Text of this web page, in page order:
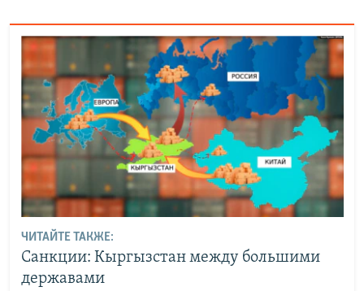
ЧИТАЙТЕ ТАКЖЕ:
Санкции: Кыргызстан между большими
державами